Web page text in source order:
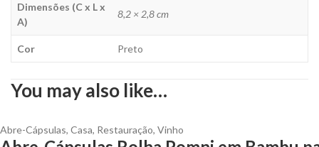
Dimensões (C x L x
A)
8,2 × 2,8 cm
Cor Preto
You may also like…
Abre-Cápsulas, Casa, Restauração, Vinho